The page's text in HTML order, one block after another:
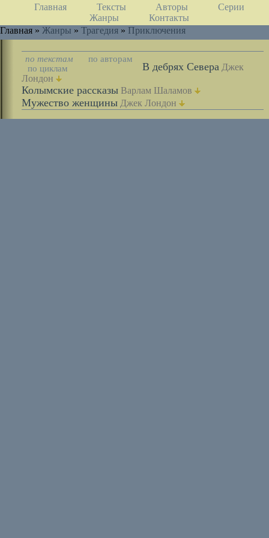
Главная Тексты Авторы
Серии
Жанры
Контакты
Главная » Жанры » Трагедия » Приключения
по текстам
по авторам
по циклам
В дебрях Севера Джек
Лондон
Колымские рассказы Варлам Шаламов
Мужество женщины Джек Лондон